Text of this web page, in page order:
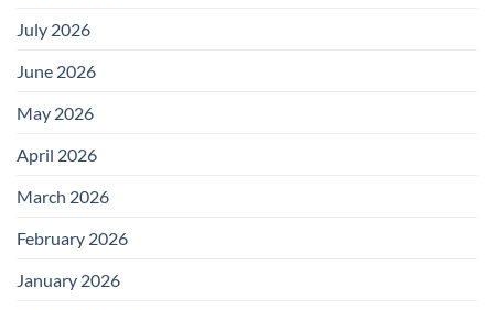
July 2026
June 2026
May 2026
April 2026
March 2026
February 2026
January 2026